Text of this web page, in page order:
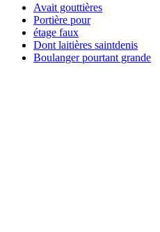
Avait gouttières
Portière pour
étage faux
Dont laitières saintdenis
Boulanger pourtant grande